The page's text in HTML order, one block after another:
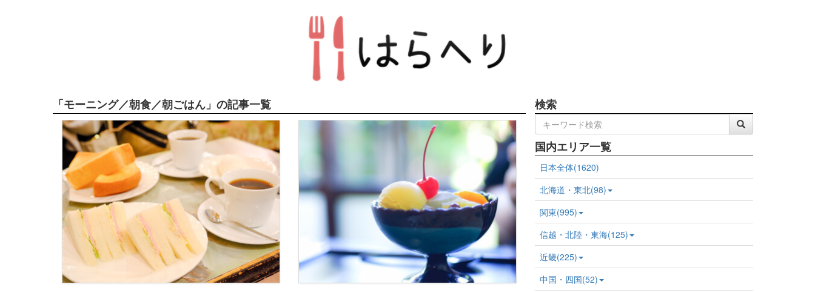
「モーニング／朝食／朝ごはん」の記事一覧 検索
国内エリア一覧
日本全体(1620)
北海道・東北(98)
関東(995)
信越・北陸・東海(125)
近畿(225)
中国・四国(52)